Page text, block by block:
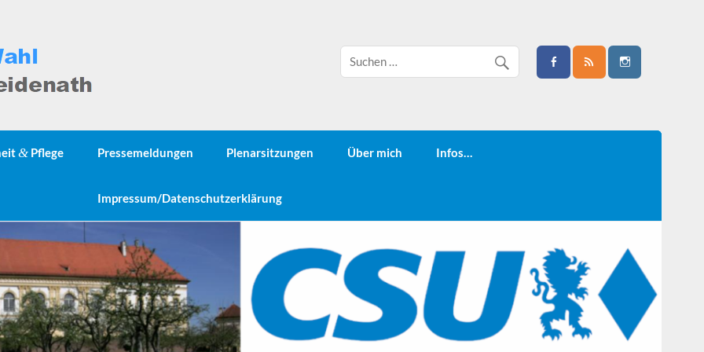
& Pflege Pressemeldungen Plenarsitzungen Über mich Infos…
Impressum/Datenschutzerklärung